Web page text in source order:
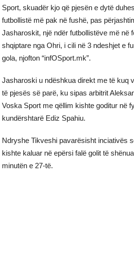
Sport, skuadër kjo që pjesën e dytë
futbollistë më pak në fushë, pas
Jasharoskit, një ndër futbollistëve më në
shqiptare nga Ohri, i cili në 3 ndeshjet e
gola, njofton “infOSport.mk”.
Jasharoski u ndëshkua direkt me të kuq
të pjesës së parë, ku sipas arbitrit
Voska Sport me qëllim kishte goditur në
kundërshtarë Ediz Spahiu.
Ndryshe Tikveshi pavarësisht inciativës
kishte kaluar në epërsi falë golit të
minutën e 27-të.